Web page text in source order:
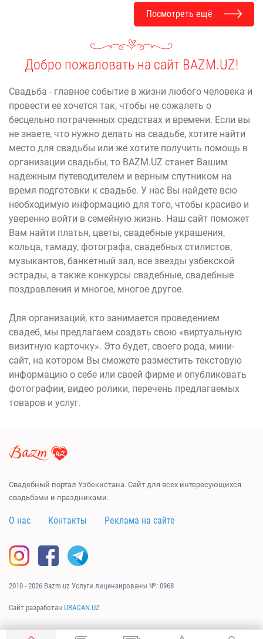
Посмотреть ещё
Добро пожаловать на сайт BAZM.UZ!
Свадьба - главное событие в жизни любого человека и
провести ее хочется так, чтобы не сожалеть о
бесцельно потраченных средствах и времени. Если вы
не знаете, что нужно делать на свадьбе, хотите найти
место для свадьбы или же хотите получить помощь в
организации свадьбы, то BAZM.UZ станет Вашим
надежным путеводителем и верным спутником на
время подготовки к свадьбе. У нас Вы найдете всю
необходимую информацию для того, чтобы красиво и
уверенно войти в семейную жизнь. Наш сайт поможет
Вам найти платья, цветы, свадебные украшения,
кольца, тамаду, фотографа, свадебных стилистов,
музыкантов, банкетный зал, все звезды узбекской
эстрады, а также конкурсы свадебные, свадебные
поздравления и многое, многое другое.
Для организаций, кто занимается проведением
свадеб, мы предлагаем создать свою «виртуальную
визитную карточку». Это будет, своего рода, мини-
сайт, на котором Вы сможете разместить текстовую
информацию о себе или своей фирме и опубликовать
фотографии, видео ролики, перечень предлагаемых
товаров и услуг.
Свадебный портал Узбекистана. Сайт для всех интересующихся
свадьбами и праздниками.
О нас Контакты Реклама на сайте
2010 - 2026 Bazm.uz Услуги лицензированы №: 0968
Сайт разработан URAGAN.UZ